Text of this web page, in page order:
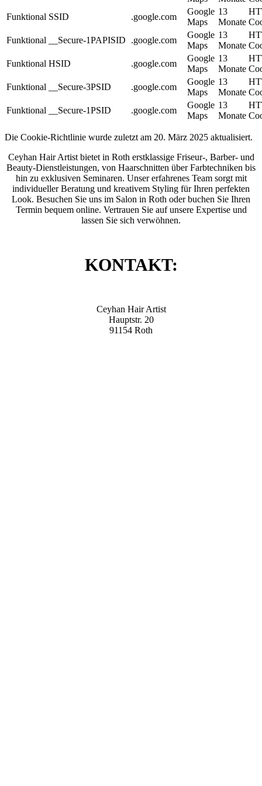
Funktional SSID .google.com
Google
Maps
13
Monate
Funktional
__Secure-1PAPISID .google.com
Google
Maps
13
Monate
Funktional HSID .google.com
Google
Maps
13
Monate
Funktional
__Secure-3PSID .google.com
Google
Maps
13
Monate
Funktional
__Secure-1PSID .google.com
Google
Maps
13
Monate
Die Cookie-Richtlinie wurde zuletzt am 20. März 2025 aktualisiert.
Ceyhan Hair Artist bietet in Roth erstklassige Friseur-, Barber- und
Beauty-Dienstleistungen, von Haarschnitten über Farbtechniken bis
hin zu exklusiven Seminaren. Unser erfahrenes Team sorgt mit
individueller Beratung und kreativem Styling für Ihren perfekten
Look. Besuchen Sie uns im Salon in Roth oder buchen Sie Ihren
Termin bequem online. Vertrauen Sie auf unsere Expertise und
lassen Sie sich verwöhnen.
KONTAKT:
Ceyhan Hair Artist
Hauptstr. 20
91154 Roth